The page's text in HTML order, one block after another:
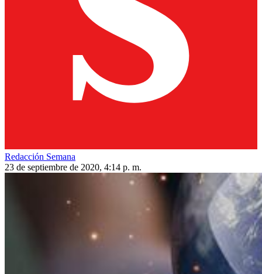
Redacción Semana
23 de septiembre de 2020, 4:14 p. m.